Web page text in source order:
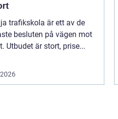
trafikskola är ett av de
besluten på vägen mot
Utbudet är stort, prise...